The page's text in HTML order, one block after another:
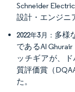
Schneider
設計・エンジニ
2022年3月： 多様
であるAl
ッチギアが、
質評価賞（
た。